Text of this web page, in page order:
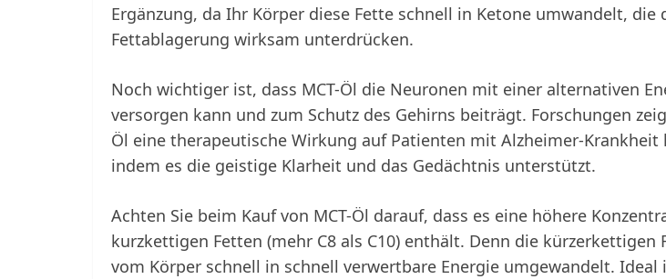
Ergänzung, da Ihr Körper diese Fette schnell in Ketone umwandelt, die
Fettablagerung wirksam unterdrücken.
Noch wichtiger ist, dass MCT-Öl die Neuronen mit einer alternativen
versorgen kann und zum Schutz des Gehirns beiträgt. Forschungen
Öl eine therapeutische Wirkung auf Patienten mit Alzheimer-Krankheit
indem es die geistige Klarheit und das Gedächtnis unterstützt.
Achten Sie beim Kauf von MCT-Öl darauf, dass es eine höhere
kurzkettigen Fetten (mehr C8 als C10) enthält. Denn die kürzerkettigen
vom Körper schnell in schnell verwertbare Energie umgewandelt. Ideal